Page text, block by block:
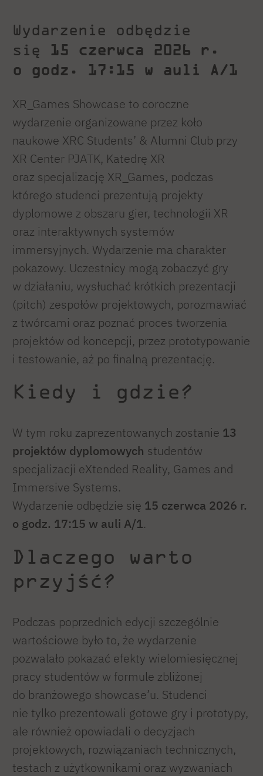
Wydarzenie odbędzie
się 15 czerwca 2026 r.
o godz. 17:15 w auli A/1
XR_Games Showcase to coroczne
wydarzenie organizowane przez koło
naukowe XRC Students’ & Alumni Club przy
XR Center PJATK, Katedrę XR
oraz specjalizację XR_Games, podczas
którego studenci prezentują projekty
dyplomowe z obszaru gier, technologii XR
oraz interaktywnych systemów
immersyjnych. Wydarzenie ma charakter
pokazowy. Uczestnicy mogą zobaczyć gry
w działaniu, wysłuchać krótkich prezentacji
(pitch) zespołów projektowych, porozmawiać
z twórcami oraz poznać proces tworzenia
projektów od koncepcji, przez prototypowanie
i testowanie, aż po finalną prezentację.
Kiedy i gdzie?
W tym roku zaprezentowanych zostanie 13
projektów dyplomowych studentów
specjalizacji eXtended Reality, Games and
Immersive Systems.
Wydarzenie odbędzie się 15 czerwca 2026 r.
o godz. 17:15 w auli A/1.
Dlaczego warto
przyjść?
Podczas poprzednich edycji szczególnie
wartościowe było to, że wydarzenie
pozwalało pokazać efekty wielomiesięcznej
pracy studentów w formule zbliżonej
do branżowego showcase’u. Studenci
nie tylko prezentowali gotowe gry i prototypy,
ale również opowiadali o decyzjach
projektowych, rozwiązaniach technicznych,
testach z użytkownikami oraz wyzwaniach